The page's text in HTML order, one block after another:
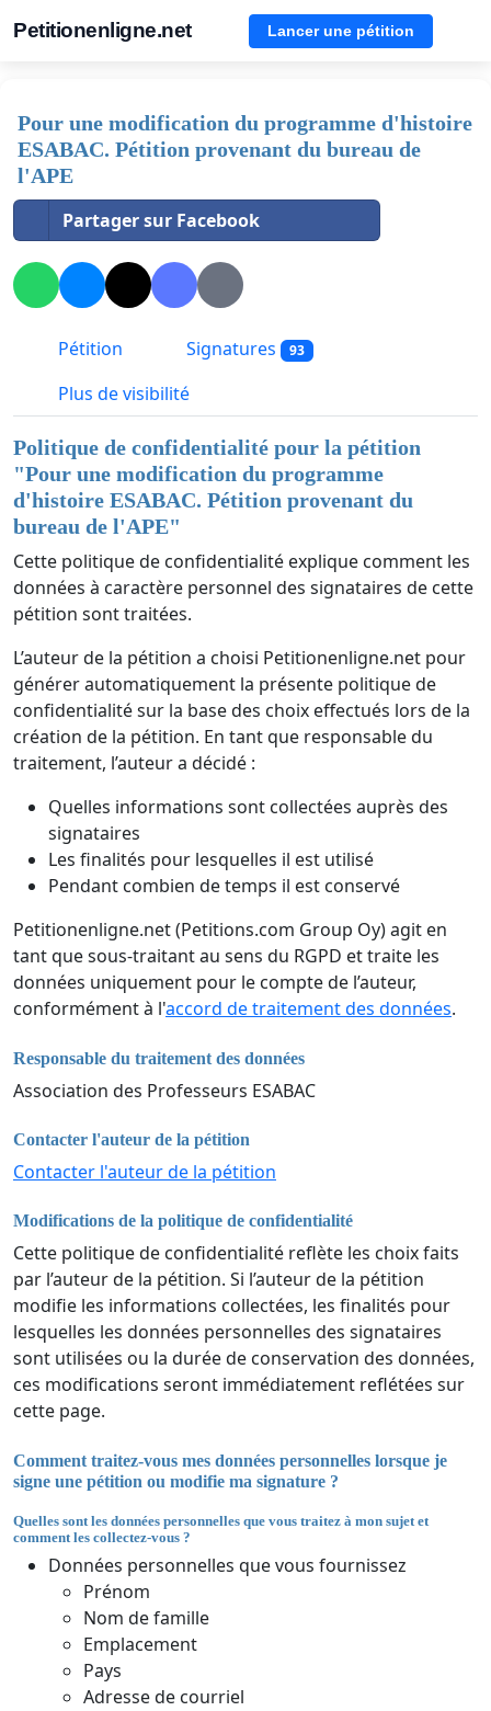
Petitionenligne.net Lancer une pétition
Pour une modification du programme d'histoire
ESABAC. Pétition provenant du bureau de
l'APE
Partager sur Facebook
Pétition Signatures 93
Plus de visibilité
Politique de confidentialité pour la pétition
"Pour une modification du programme
d'histoire ESABAC. Pétition provenant du
bureau de l'APE"
Cette politique de confidentialité explique comment les
données à caractère personnel des signataires de cette
pétition sont traitées.
L’auteur de la pétition a choisi Petitionenligne.net pour
générer automatiquement la présente politique de
confidentialité sur la base des choix effectués lors de la
création de la pétition. En tant que responsable du
traitement, l’auteur a décidé :
Quelles informations sont collectées auprès des
signataires
Les finalités pour lesquelles il est utilisé
Pendant combien de temps il est conservé
Petitionenligne.net (Petitions.com Group Oy) agit en
tant que sous-traitant au sens du RGPD et traite les
données uniquement pour le compte de l’auteur,
conformément à l'accord de traitement des données.
Responsable du traitement des données
Association des Professeurs ESABAC
Contacter l'auteur de la pétition
Contacter l'auteur de la pétition
Modifications de la politique de confidentialité
Cette politique de confidentialité reflète les choix faits
par l’auteur de la pétition. Si l’auteur de la pétition
modifie les informations collectées, les finalités pour
lesquelles les données personnelles des signataires
sont utilisées ou la durée de conservation des données,
ces modifications seront immédiatement reflétées sur
cette page.
Comment traitez-vous mes données personnelles lorsque je
signe une pétition ou modifie ma signature ?
Quelles sont les données personnelles que vous traitez à mon sujet et
comment les collectez-vous ?
Données personnelles que vous fournissez
Prénom
Nom de famille
Emplacement
Pays
Adresse de courriel